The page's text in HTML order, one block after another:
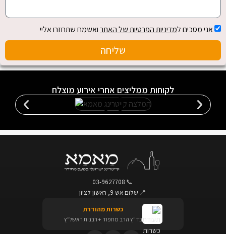
אני מסכים למדיניות הפרטיות של האתרואשמח שתחזרו אליי
שליחה
לקוחות ממליצים אחרי אירוע מוצלח
📞
03-9627708
📍 שלום אש 9, ראשון לציון
כשרות מהודרת
בד"ץ הרב מחפוד + רבנות ראשל"ץ